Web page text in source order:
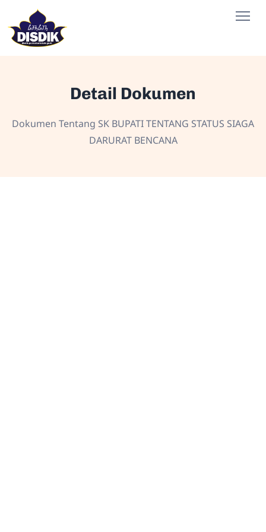
Detail Dokumen
Dokumen Tentang SK BUPATI TENTANG STATUS SIAGA
DARURAT BENCANA